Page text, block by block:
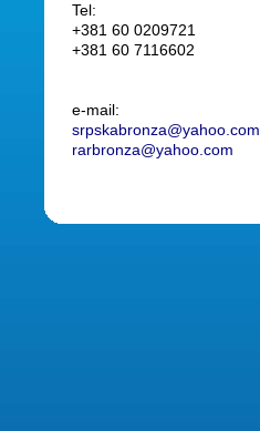
Tel:
+381 60 0209721
+381 60 7116602
е-mail:
srpskabronza@yahoo.com
rarbronza@yahoo.com